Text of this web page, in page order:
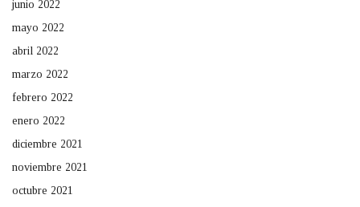
junio 2022
mayo 2022
abril 2022
marzo 2022
febrero 2022
enero 2022
diciembre 2021
noviembre 2021
octubre 2021